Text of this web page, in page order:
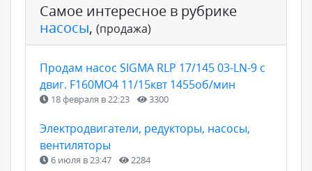
Самое интересное в рубрике
насосы, (продажа)
Продам насос SIGMA RLP 17/145 03-LN-9 с
двиг. F160MO4 11/15квт 1455об/мин
18 февраля в 22:23 3300
Электродвигатели, редукторы, насосы,
вентиляторы
6 июля в 23:47 2284